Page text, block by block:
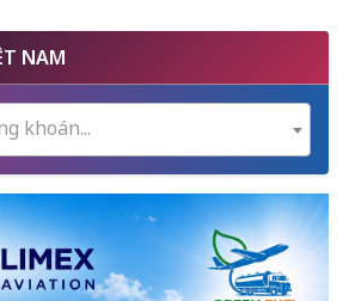
NAM
khoán...